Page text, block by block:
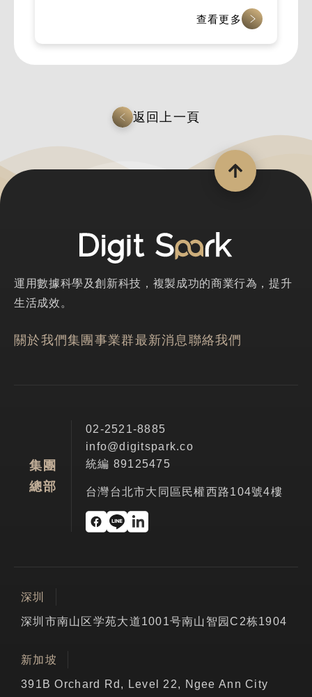
查看更多
返回上一頁
運用數據科學及創新科技，複製成功的商業行為，提升
生活成效。
關於我們集團事業群最新消息聯絡我們
集團
總部
02-2521-8885
info@digitspark.co
統編 89125475
台灣台北市大同區民權西路104號4樓
深圳
深圳市南山区学苑大道1001号南山智园C2栋1904
新加坡
391B Orchard Rd, Level 22, Ngee Ann City